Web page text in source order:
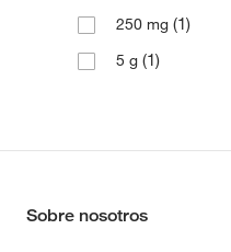
250 mg (1)
5 g (1)
Sobre nosotros